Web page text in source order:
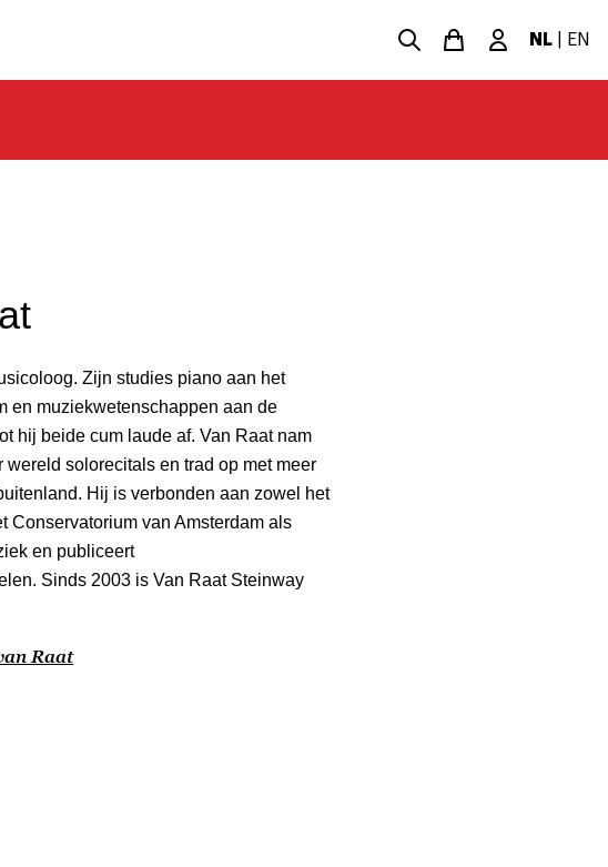
NL EN
Zijn studies piano aan het
en muziekwetenschappen aan de
hij beide cum laude af. Van Raat nam
wereld solorecitals en trad op met meer
Hij is verbonden aan zowel het
Conservatorium van Amsterdam als
en publiceert
Sinds 2003 is Van Raat Steinway
Raat